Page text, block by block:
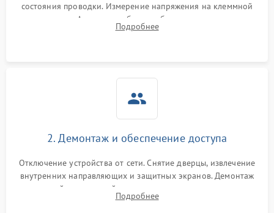
состояния проводки. Измерение напряжения на клеммной
колодке. Анализ жалоб на проблемы с нагревом,
конвекцией, панелью управления или блокировкой дверцы.
Подробнее
2. Демонтаж и обеспечение доступа
Отключение устройства от сети. Снятие дверцы, извлечение
внутренних направляющих и защитных экранов. Демонтаж
задней или верхней панели для прямого доступа к
нагревательным элементам, плате и вентиляторам.
Подробнее